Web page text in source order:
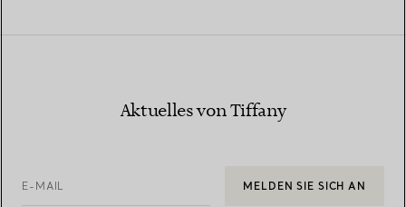
Aktuelles von Tiffany
E-MAIL MELDEN SIE SICH AN